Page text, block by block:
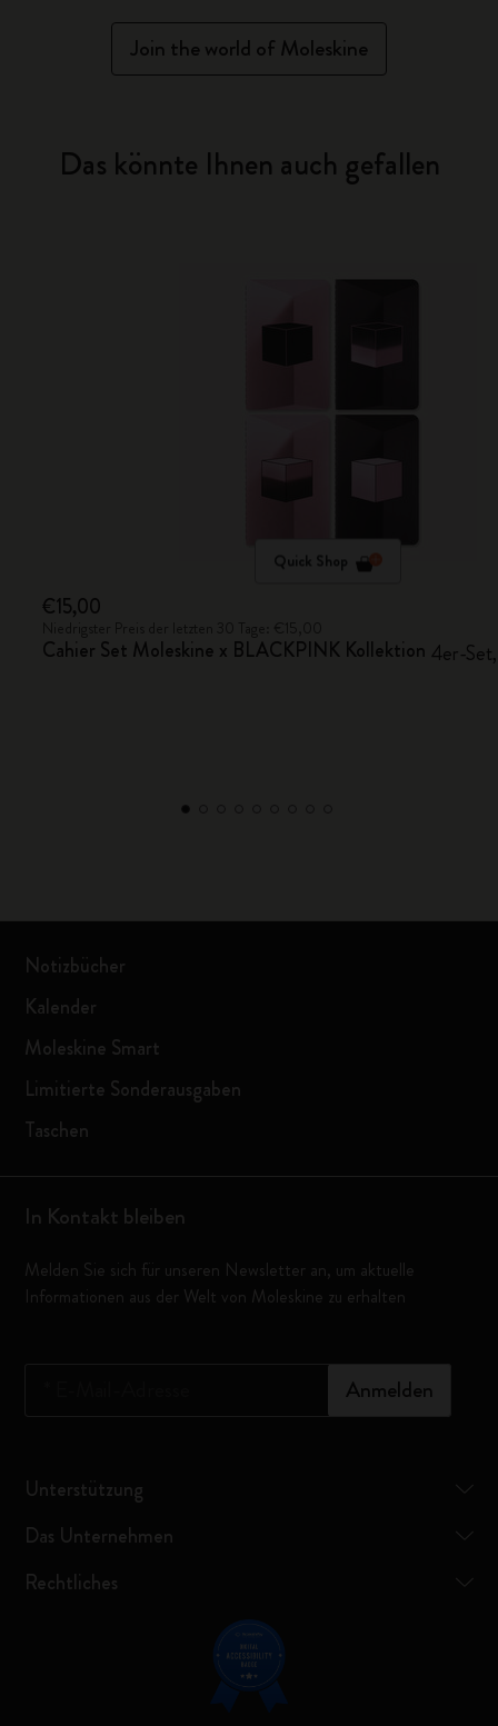
Join the world of Moleskine
Das könnte Ihnen auch gefallen
Quick Shop
€15,00
Cahier Set Moleskine x BLACKPINK Kollektion 4er-
Notizbücher
Kalender
Moleskine Smart
Limitierte Sonderausgaben
Taschen
In Kontakt bleiben
Melden Sie sich für unseren Newsletter an, um aktuelle
Informationen aus der Welt von Moleskine zu erhalten
Anmelden
Unterstützung
Das Unternehmen
Rechtliches